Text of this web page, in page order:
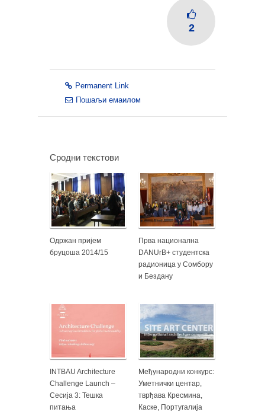
2
Permanent Link
Пошаљи емаилом
Сродни текстови
Одржан пријем
бруцоша 2014/15
Прва национална
DANUrB+ студентска
радионица у Сомбору
и Бездану
INTBAU Architecture
Challenge Launch –
Сесија 3: Тешка
питања
Међународни конкурс:
Уметнички центар,
тврђава Кресмина,
Каске, Португалија